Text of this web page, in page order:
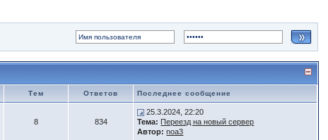
Тем Ответов Последнее сообщение
8 834
25.3.2024, 22:20
Тема: Переезд на новый сервер
Автор: noa3